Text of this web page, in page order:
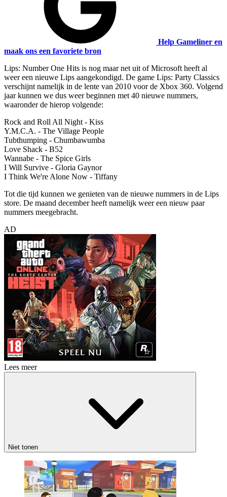
Help Gameliner en
maak ons een favoriete bron
Lips: Number One Hits is nog maar net uit of Microsoft heeft al
weer een nieuwe Lips aangekondigd. De game Lips: Party Classics
verschijnt namelijk in de lente van 2010 voor de Xbox 360. Volgend
jaar kunnen we dus weer beginnen met 40 nieuwe nummers,
waaronder de hierop volgende:
Rock and Roll All Night - Kiss
Y.M.C.A. - The Village People
Tubthumping - Chumbawumba
Love Shack - B52
Wannabe - The Spice Girls
I Will Survive - Gloria Gaynor
I Think We're Alone Now - Tiffany
Tot die tijd kunnen we genieten van de nieuwe nummers in de Lips
store. De maand december heeft namelijk weer een nieuw paar
nummers meegebracht.
AD
Lees meer
Niet tonen